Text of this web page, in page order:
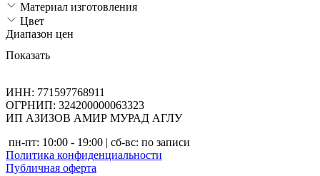
Материал изготовления
Цвет
Диапазон цен
Показать
ИНН: 771597768911
ОГРНИП: 324200000063323
ИП АЗИЗОВ АМИР МУРАД АГЛУ
пн-пт: 10:00 - 19:00 | сб-вс: по записи
Политика конфиденциальности
Публичная оферта